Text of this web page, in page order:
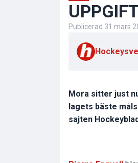
Publicerad 31 mars
Mora sitter just
lagets bäste
sajten